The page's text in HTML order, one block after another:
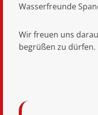
Wasserfreunde
Wir freuen uns
begrüßen zu dürfen.